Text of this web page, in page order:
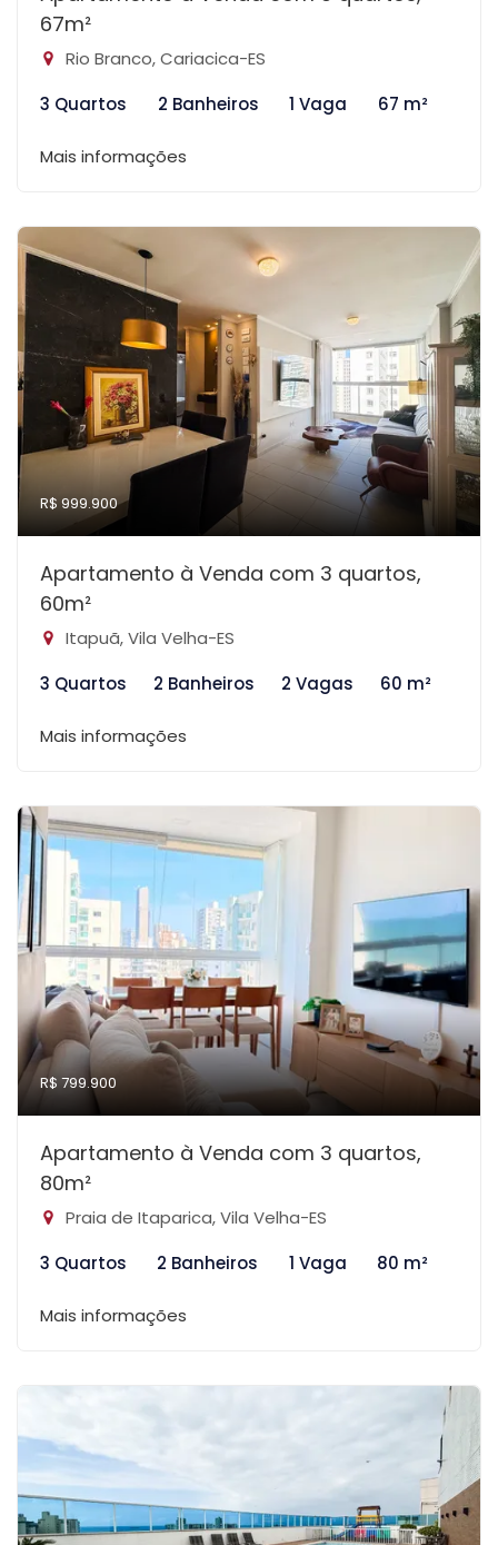
67m²
Rio Branco, Cariacica-ES
3 Quartos
2 Banheiros 1 Vaga 67 m²
Mais informações
R$ 999.900
Apartamento à Venda com 3 quartos,
60m²
Itapuã, Vila Velha-ES
3 Quartos
2 Banheiros 2 Vagas 60 m²
Mais informações
R$ 799.900
Apartamento à Venda com 3 quartos,
80m²
Praia de Itaparica, Vila Velha-ES
3 Quartos
2 Banheiros 1 Vaga 80 m²
Mais informações